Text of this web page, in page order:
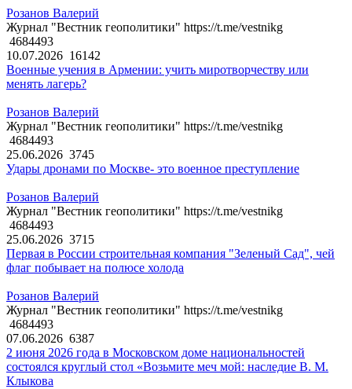
Розанов Валерий
Журнал "Вестник геополитики" https://t.me/vestnikg
4684493
10.07.2026 16142
Военные учения в Армении: учить миротворчеству или
менять лагерь?
Розанов Валерий
Журнал "Вестник геополитики" https://t.me/vestnikg
4684493
25.06.2026 3745
Удары дронами по Москве- это военное преступление
Розанов Валерий
Журнал "Вестник геополитики" https://t.me/vestnikg
4684493
25.06.2026 3715
Первая в России строительная компания "Зеленый Сад", чей
флаг побывает на полюсе холода
Розанов Валерий
Журнал "Вестник геополитики" https://t.me/vestnikg
4684493
07.06.2026 6387
2 июня 2026 года в Московском доме национальностей
состоялся круглый стол «Возьмите меч мой: наследие В. М.
Клыкова